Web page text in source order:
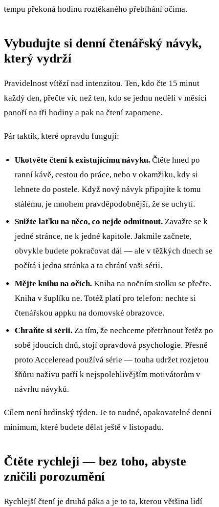
tempu překoná hodinu roztěkaného přebíhání očima.
Vybudujte si denní čtenářský návyk,
který vydrží
Pravidelnost vítězí nad intenzitou. Ten, kdo čte 15 minut
každý den, přečte víc než ten, kdo se jednu neděli v měsíci
ponoří na tři hodiny a pak na čtení zapomene.
Pár taktik, které opravdu fungují:
Ukotvěte čtení k existujícímu návyku. Čtěte hned po
ranní kávě, cestou do práce, nebo v okamžiku, kdy si
lehnete do postele. Když nový návyk připojíte k tomu
stálému, je mnohem pravděpodobnější, že se uchytí.
Snižte laťku na něco, co nejde odmítnout. Zavažte se k
jedné stránce, ne k jedné kapitole. Jakmile začnete,
obvykle budete pokračovat dál — ale v těžkých dnech se
počítá i jedna stránka a ta chrání vaši sérii.
Mějte knihu na očích. Kniha na nočním stolku se přečte.
Kniha v šuplíku ne. Totéž platí pro telefon: nechte si
čtenářskou appku na domovské obrazovce.
Chraňte si sérii. Za tím, že nechceme přetrhnout řetěz po
sobě jdoucích dnů, stojí opravdová psychologie. Přesně
proto Acceleread používá série — touha udržet rozjetou
šňůru naživu patří k nejspolehlivějším motivátorům v
návrhu návyků.
Cílem není hrdinský týden. Je to nudné, opakovatelné denní
minimum, které budete dělat ještě v listopadu.
Čtěte rychleji — bez toho, abyste
zničili porozumění
Rychlejší čtení je druhá páka a je to ta, kterou většina lidí